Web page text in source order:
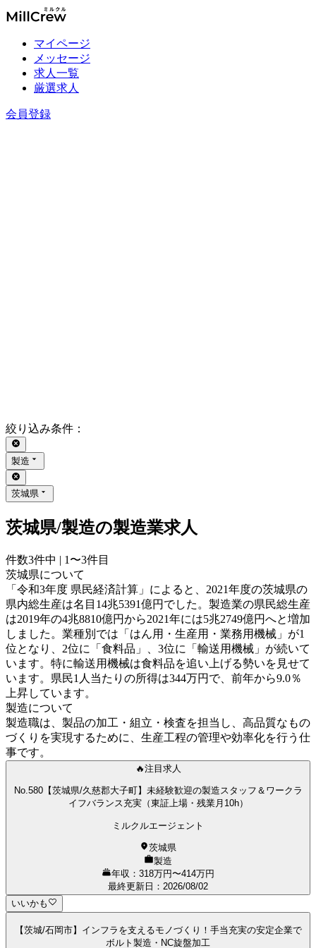
マイページ
メッセージ
求人一覧
厳選求人
会員登録
絞り込み条件 ：
製造
茨城県
茨城県/製造の製造業求人
件数3件中 | 1〜3件目
茨城県について
「令和3年度 県民経済計算」によると、2021年度の茨城県の
県内総生産は名目14兆5391億円でした。製造業の県民総生産
は2019年の4兆8810億円から2021年には5兆2749億円へと増加
しました。業種別では「はん用・生産用・業務用機械」が1
位となり、2位に「食料品」、3位に「輸送用機械」が続いて
います。特に輸送用機械は食料品を追い上げる勢いを見せて
います。県民1人当たりの所得は344万円で、前年から9.0％
上昇しています。
製造について
製造職は、製品の加工・組立・検査を担当し、高品質なもの
づくりを実現するために、生産工程の管理や効率化を行う仕
事です。
🔥注目求人
No.580【茨城県/久慈郡大子町】未経験歓迎の製造スタッフ＆ワークラ
イフバランス充実（東証上場・残業月10h）
ミルクルエージェント
茨城県
製造
年収：318万円〜414万円
最終更新日 ： 2026/08/02
いいかも
【茨城/石岡市】インフラを支えるモノづくり！手当充実の安定企業で
ボルト製造・NC旋盤加工